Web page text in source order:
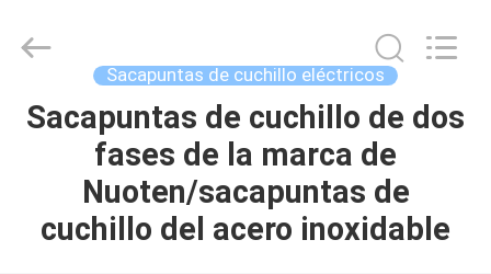
EN
PRODUCTOS
Electric
Appliance
Rights
Reserved.
Sacapuntas de cuchillo eléctricos
Sacapuntas de cuchillo de dos
fases de la marca de
Nuoten/sacapuntas de
cuchillo del acero inoxidable